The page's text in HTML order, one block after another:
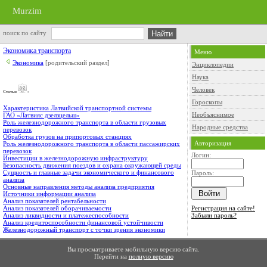
Murzim
поиск по сайту
Экономика транспорта
Экономика [родительский раздел]
Cтатьи :
Характеристика Латвийской транспортной системы
ГАО «Латвияс дзелзцельш»
Роль железнодорожного транспорта в области грузовых
перевозок
Обработка грузов на припортовых станциях
Роль железнодорожного транспорта в области пассажирских
перевозок
Инвестиции в железнодорожную инфраструктуру
Безопасность движения поездов и охрана окружающей среды
Сущность и главные задачи экономического и финансового
анализа
Основные направления методы анализа предприятия
Источники информации анализа
Анализ показателей рентабельности
Анализ показателей оборачиваемости
Анализ ликвидности и платежеспособности
Анализ кредитоспособности финансовой устойчивости
Железнодорожный транспорт с точки зрения экономики
Меню
Энциклопедии
Наука
Человек
Гороскопы
Необъяснимое
Народные средства
Авторизация
Логин:
Пароль:
Регистрация на сайте!
Забыли пароль?
Вы просматриваете мобильную версию сайта.
Перейти на полную версию